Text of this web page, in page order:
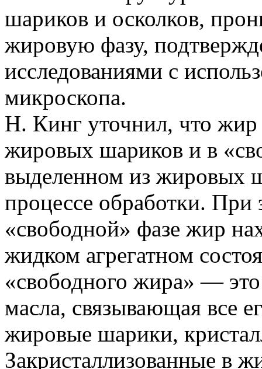
шариков и осколков,
жировую фазу,
исследованиями с
микроскопа.
Н. Кинг уточнил, что жир
жировых шариков и в
выделенном из жировых
процессе обработки.
«свободной» фазе жир
жидком агрегатном
«свободного жира» —
масла, связывающая все
жировые шарики,
Закристаллизованные в